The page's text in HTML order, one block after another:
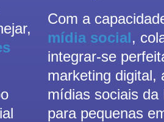
Com a
mídia social,
integrar-se
marketing digital,
mídias sociais da
para pequenas